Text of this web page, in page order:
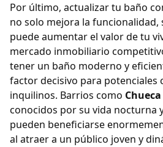
Por último, actualizar tu baño
no solo mejora la funcionalidad,
puede aumentar el valor de tu
mercado inmobiliario
tener un baño moderno y
factor decisivo para potenciales
inquilinos. Barrios como Chueca
conocidos por su vida nocturna
pueden beneficiarse
al atraer a un público joven y